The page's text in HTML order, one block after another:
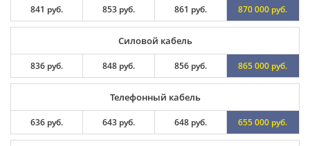
841 руб. 853 руб. 861 руб. 870 000 руб.
Силовой кабель
836 руб. 848 руб. 856 руб. 865 000 руб.
Телефонный кабель
636 руб. 643 руб. 648 руб. 655 000 руб.